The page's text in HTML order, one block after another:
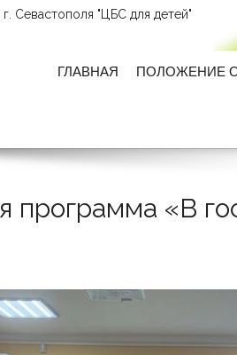
Севастополя "ЦБС для детей"
ГЛАВНАЯ ПОЛОЖЕНИЕ
программа «В